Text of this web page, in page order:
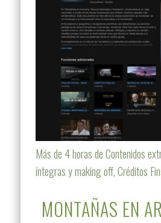
Más de 4 horas de Contenidos
íntegras y making off, Créditos
MONTAÑAS EN